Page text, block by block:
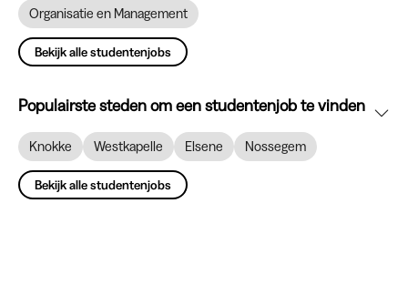
Organisatie en Management
Bekijk alle studentenjobs
Populairste steden om een studentenjob te vinden
Knokke Westkapelle Elsene Nossegem
Bekijk alle studentenjobs